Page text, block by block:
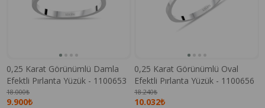
0,25 Karat Görünümlü Damla
Efektli Pırlanta Yüzük - 1100653
9.900₺
18.000₺
0,25 Karat Görünümlü Oval
Efektli Pırlanta Yüzük - 1100656
10.032₺
18.240₺